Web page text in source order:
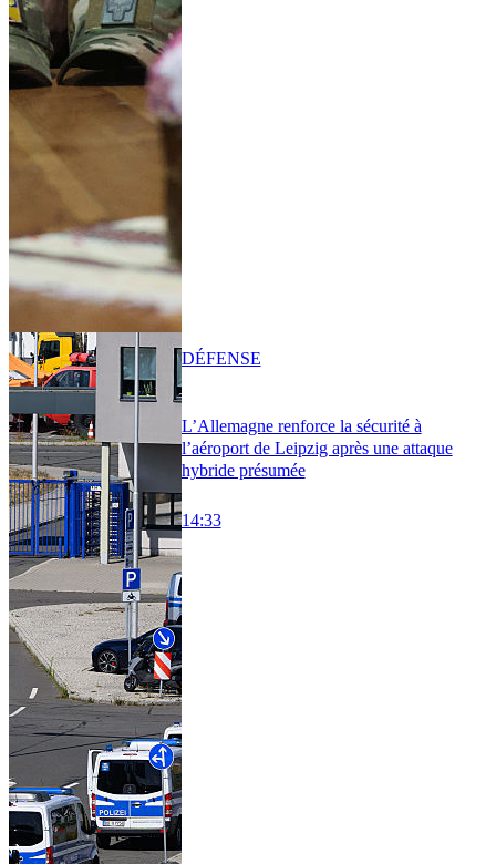
L’Allemagne renforce la sécurité à
l’aéroport de Leipzig après une attaque
hybride présumée
14:33
DÉFENSE